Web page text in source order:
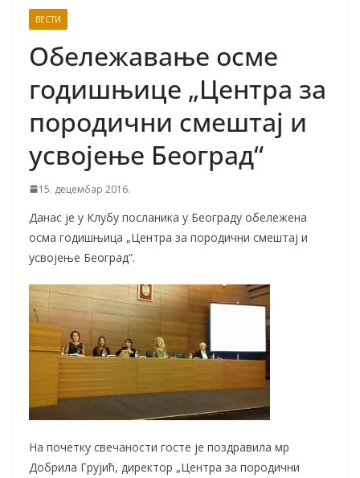
ВЕСТИ
Обележавање осме
годишњице „Центра за
породични смештај и
усвојење Београд“
15. децембар 2016.
Данас је у Клубу посланика у Београду обележена
осма годишњица „Центра за породични смештај и
усвојење Београд“.
На почетку свечаности госте је поздравила мр
Добрила Грујић, директор „Центра за породични